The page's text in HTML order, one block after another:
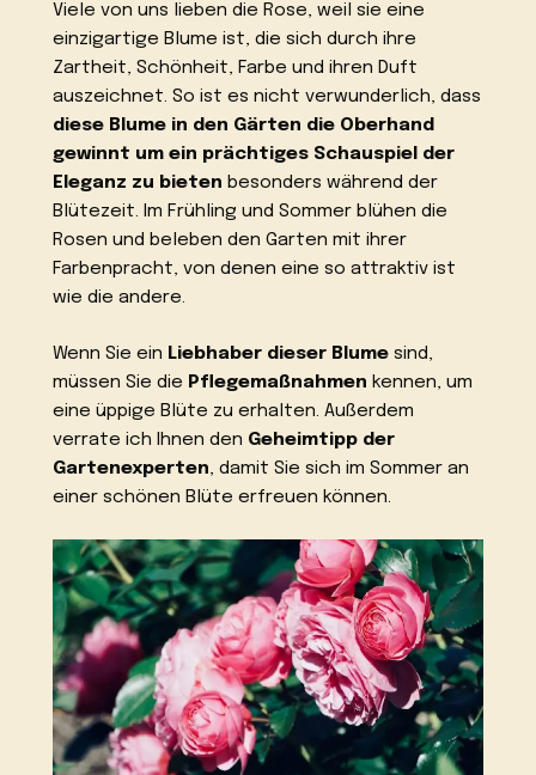
Viele von uns lieben die Rose, weil sie eine
einzigartige Blume ist, die sich durch ihre
Zartheit, Schönheit, Farbe und ihren Duft
auszeichnet. So ist es nicht verwunderlich, dass
diese Blume in den Gärten die Oberhand
gewinnt um ein prächtiges Schauspiel der
Eleganz zu bieten besonders während der
Blütezeit. Im Frühling und Sommer blühen die
Rosen und beleben den Garten mit ihrer
Farbenpracht, von denen eine so attraktiv ist
wie die andere.
Wenn Sie ein Liebhaber dieser Blume sind,
müssen Sie die Pflegemaßnahmen kennen, um
eine üppige Blüte zu erhalten. Außerdem
verrate ich Ihnen den Geheimtipp der
Gartenexperten, damit Sie sich im Sommer an
einer schönen Blüte erfreuen können.